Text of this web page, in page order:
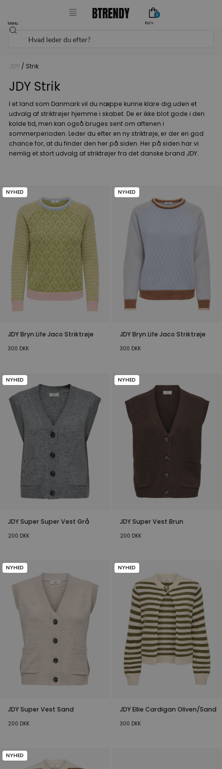
indholdet
Menu
0
Kurv
JDY / Strik
JDY Strik
I et land som Danmark vil du næppe kunne klare dig uden et
udvalg af striktrøjer hjemme i skabet. De er ikke blot gode i den
kolde tid, men kan også bruges sent om aftenen i
sommerperioden. Leder du efter en ny striktrøje, er der en god
chance for, at du finder den her på siden. Her på siden har vi
nemlig et stort udvalg af striktrøjer fra det danske brand JDY.
NYHED
JDY Bryn Life Jaco Striktrøje
300 DKK
NYHED
JDY Bryn Life Jaco Striktrøje
300 DKK
NYHED
JDY Super Super Vest Grå
200 DKK
NYHED
JDY Super Vest Brun
200 DKK
NYHED
JDY Super Vest Sand
200 DKK
NYHED
JDY Ellie Cardigan Oliven/Sand
300 DKK
NYHED